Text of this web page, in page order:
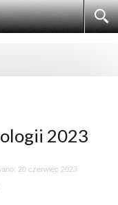
2023
20 czerwiec 2023